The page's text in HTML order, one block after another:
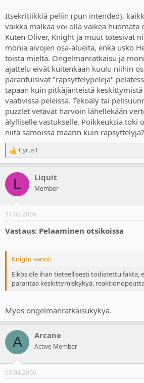
Itsekritiikkiä peliin (pun intended),
vaikka malkaa voi olla vaikea huomata
Kuten Oliver, Knight ja muut totesivat
monia aivojen osa-alueita, enkä usko
toista mieltä. Ongelmanratkaisu ja
ajattelu eivät kuitenkaan kuulu niihin
parantuisivat "räpsyttelypelejä"
tapaan kuin pitkäjänteistä
vaativissa peleissä. Tekoäly tai
puzzlet vetävät harvoin lähellekään
älylliselle vastukselle. Poikkeuksia toki
niitä samoissa määrin kuin räpsyttelyjä?
R
e
c
i
s
Cyrus1
L Liquit
Member
31.03.2006
Vastaus: Pelaaminen otsikoissa
Knight sanoi:
Eikös ole ihan tieteellisesti todistettu fakta,
parantaa keskittymiskykyä,
Myös ongelmanratkaisukykyä.
A Arcane
Active Member
03.04.2006